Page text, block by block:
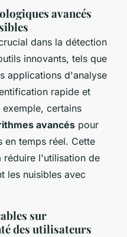
avancés
dans la détection
innovants, tels que
applications d'analyse
rapide et
certains
avancés pour
en temps réel. Cette
réduire l'utilisation de
les nuisibles avec
sur
des utilisateurs